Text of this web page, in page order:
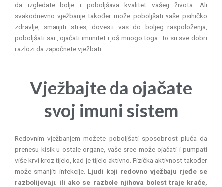
da izgledate bolje i poboljšava kvalitet vašeg života. Ali
svakodnevno vježbanje također može poboljšati vaše psihičko
zdravlje, smanjiti stres, dovesti vas do boljeg raspoloženja,
poboljšati san, ojačati imunitet i još mnogo toga. To su sve dobri
razlozi da započnete vježbati.
Vježbajte da ojačate
svoj imuni sistem
Redovnim vježbanjem možete poboljšati sposobnost pluća da
prenesu kisik u ostale organe, vaše srce može ojačati i pumpati
više krvi kroz tijelo, kad je tijelo aktivno. Fizička aktivnost također
može smanjiti infekcije. Ljudi koji redovno vježbaju rjeđe se
razbolijevaju ili ako se razbole njihova bolest traje kraće,